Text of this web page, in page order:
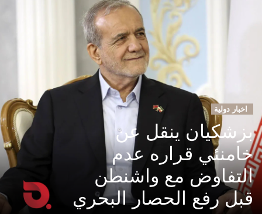
اخبار دولية
بزشكيان ينقل عن
خامنئي قراره عدم
التفاوض مع واشنطن
قبل رفع الحصار البحري